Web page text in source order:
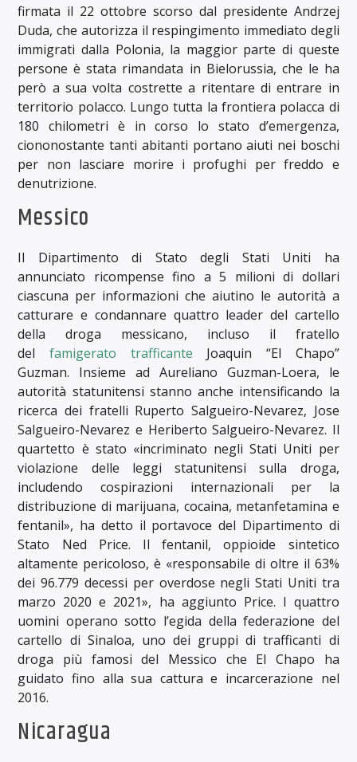
firmata il 22 ottobre scorso dal presidente Andrzej
Duda, che autorizza il respingimento immediato degli
immigrati dalla Polonia, la maggior parte di queste
persone è stata rimandata in Bielorussia, che le ha
però a sua volta costrette a ritentare di entrare in
territorio polacco. Lungo tutta la frontiera polacca di
180 chilometri è in corso lo stato d’emergenza,
ciononostante tanti abitanti portano aiuti nei boschi
per non lasciare morire i profughi per freddo e
denutrizione.
Messico
Il Dipartimento di Stato degli Stati Uniti ha
annunciato ricompense fino a 5 milioni di dollari
ciascuna per informazioni che aiutino le autorità a
catturare e condannare quattro leader del cartello
della droga messicano, incluso il fratello
delfamigerato trafficante Joaquin “El Chapo”
Guzman. Insieme ad Aureliano Guzman-Loera, le
autorità statunitensi stanno anche intensificando la
ricerca dei fratelli Ruperto Salgueiro-Nevarez, Jose
Salgueiro-Nevarez e Heriberto Salgueiro-Nevarez. Il
quartetto è stato «incriminato negli Stati Uniti per
violazione delle leggi statunitensi sulla droga,
includendo cospirazioni internazionali per la
distribuzione di marijuana, cocaina, metanfetamina e
fentanil», ha detto il portavoce del Dipartimento di
Stato Ned Price. Il fentanil, oppioide sintetico
altamente pericoloso, è «responsabile di oltre il 63%
dei 96.779 decessi per overdose negli Stati Uniti tra
marzo 2020 e 2021», ha aggiunto Price. I quattro
uomini operano sotto l’egida della federazione del
cartello di Sinaloa, uno dei gruppi di trafficanti di
droga più famosi del Messico che El Chapo ha
guidato fino alla sua cattura e incarcerazione nel
2016.
Nicaragua